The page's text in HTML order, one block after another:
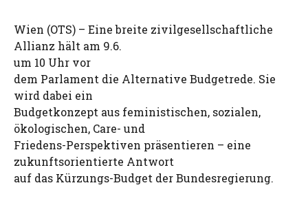
Wien (OTS) – Eine breite zivilgesellschaftliche
Allianz hält am 9.6.
um 10 Uhr vor
dem Parlament die Alternative Budgetrede. Sie
wird dabei ein
Budgetkonzept aus feministischen, sozialen,
ökologischen, Care- und
Friedens-Perspektiven präsentieren – eine
zukunftsorientierte Antwort
auf das Kürzungs-Budget der Bundesregierung.